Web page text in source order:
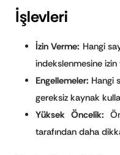
İşlevleri
İzin Verme: Hangi
indekslenmesine
Engellemeler: Hangi
gereksiz kaynak
Yüksek Öncelik:
tarafından daha